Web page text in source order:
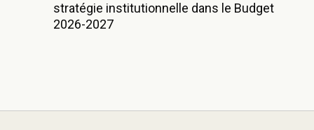
stratégie institutionnelle dans le Budget
2026-2027